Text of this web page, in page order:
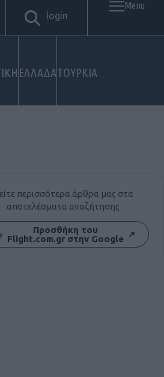
ΕΛΛΑΔΑΤΟΥΡΚΙΑ
login
Menu
περισσότερα άρθρα μας στα
αποτελέσματα αναζήτησης
Προσθήκη του
Flight.com.gr στην Google ↗